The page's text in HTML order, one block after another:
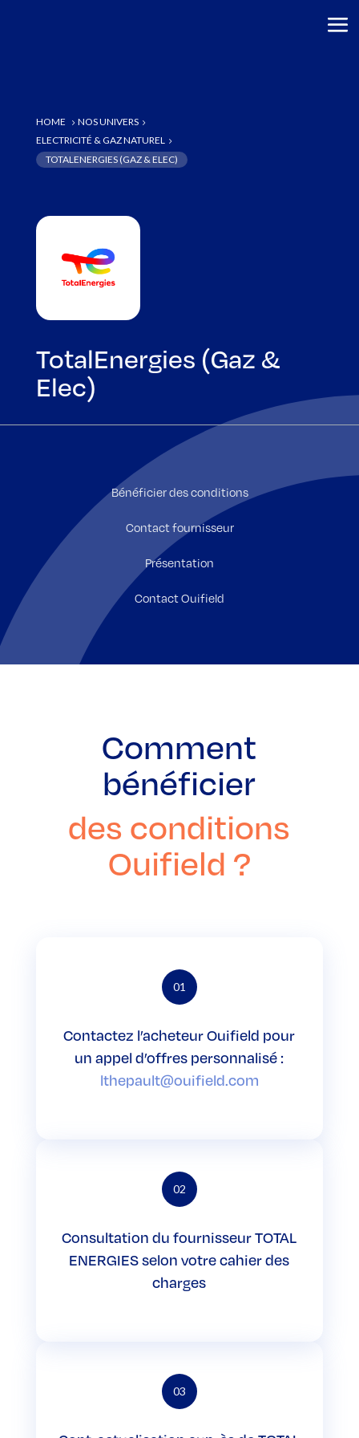
HOME 5 NOS UNIVERS5
ELECTRICITÉ & GAZ NATUREL5
TOTALENERGIES (GAZ & ELEC)
TotalEnergies (Gaz &
Elec)
Bénéficier des conditions
Contact fournisseur
Présentation
Contact Ouifield
Comment
bénéficier
des conditions
Ouifield ?
01
Contactez l’acheteur Ouifield pour
un appel d’offres personnalisé :
lthepault@ouifield.com
02
Consultation du fournisseur TOTAL
ENERGIES selon votre cahier des
charges
03